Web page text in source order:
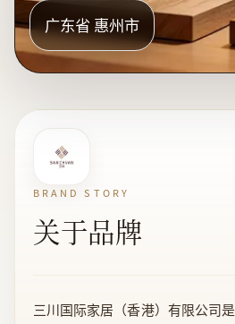
广东省 惠州市
BRAND STORY
关于品牌
三川国际家居（香港）有限公司